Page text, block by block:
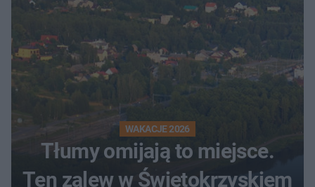
WAKACJE 2026
Tłumy omijają to miejsce.
Ten zalew w Świętokrzyskiem